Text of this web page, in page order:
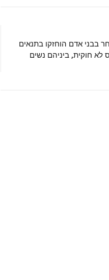
בבני אדם הוחזקו בתנאים
חוקית, ביניהם נשים